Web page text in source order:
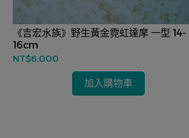
《吉宏水族》野生黃金霓虹達摩 一型 14-
16cm
NT$6,000
加入購物車